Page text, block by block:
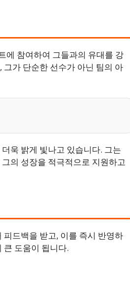
에 참여하여 그들과의 유대를 강
가 단순한 선수가 아닌 팀의 아
욱 밝게 빛나고 있습니다. 그는
의 성장을 적극적으로 지원하고
드백을 받고, 이를 즉시 반영하
큰 도움이 됩니다.